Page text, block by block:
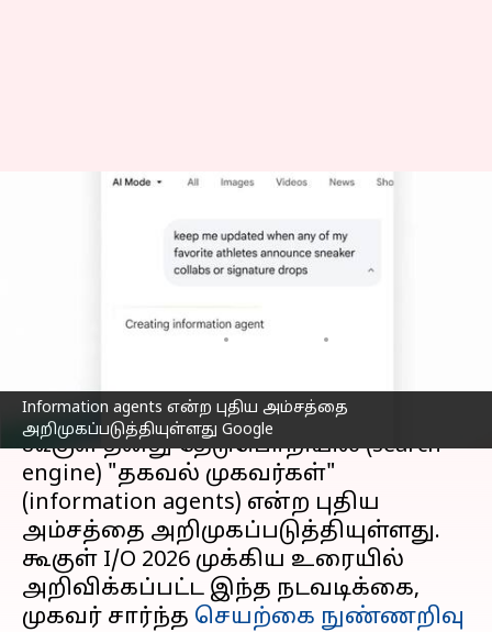
Information agents என்ற புதிய அம்சத்தை
அறிமுகப்படுத்தியுள்ளது Google
கூகுள் தேடல் இப்போது
உங்கள் ஆர்வங்களைக்
கண்காணித்து
செய்தி முன்னோட்டம்
கூகுள் தனது தேடுபொறியில் (search
engine) "தகவல் முகவர்கள்"
(information agents) என்ற புதிய
அம்சத்தை அறிமுகப்படுத்தியுள்ளது.
கூகுள் I/O 2026 முக்கிய உரையில்
அறிவிக்கப்பட்ட இந்த நடவடிக்கை,
முகவர் சார்ந்த செயற்கை நுண்ணறிவு